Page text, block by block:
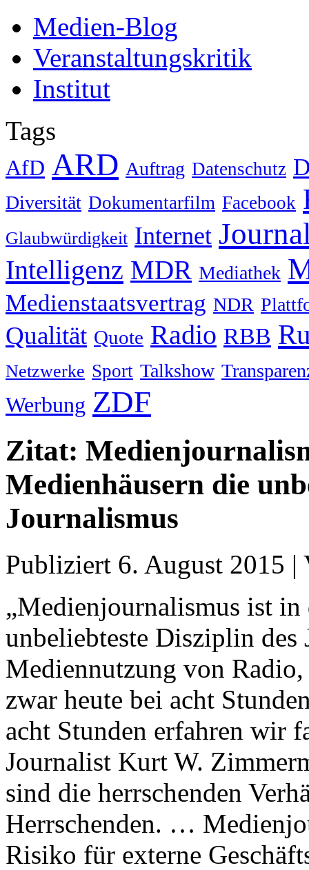
Medien-Blog
Veranstaltungskritik
Institut
Tags
AfD ARD Auftrag Datenschutz
Diversität Dokumentarfilm Facebook
Glaubwürdigkeit Internet
Intelligenz MDR Mediathek
Medienstaatsvertrag NDR
Qualität Quote Radio RBB
Netzwerke Sport Talkshow
Werbung ZDF
Zitat:
Medienhäusern die
Journalismus
Publiziert 6. August 2015 |
„Medienjournalismus ist in
unbeliebteste Disziplin
Mediennutzung von
zwar heute bei acht
acht Stunden erfahren wir
Journalist Kurt W.
sind die herrschenden
Herrschenden. …
Risiko für externe